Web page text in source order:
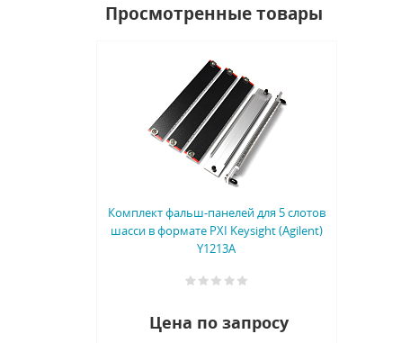
Просмотренные товары
Комплект фальш-панелей для 5 слотов
шасси в формате PXI Keysight (Agilent)
Y1213A
Цена по запросу